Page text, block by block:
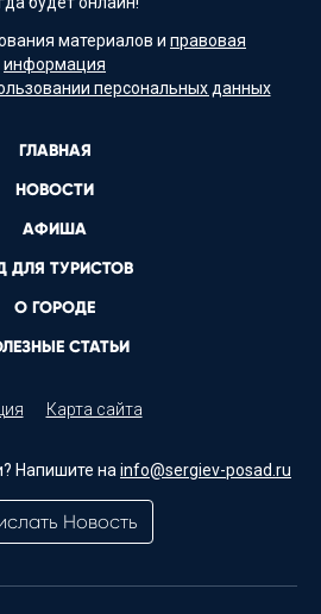
материалов и правовая
информация
персональных данных
ГЛАВНАЯ
НОВОСТИ
АФИША
ДЛЯ ТУРИСТОВ
О ГОРОДЕ
СТАТЬИ
Карта сайта
Напишите на info@sergiev-posad.ru
Новость